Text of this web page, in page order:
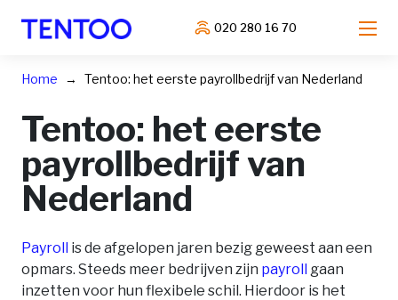
020 280 16 70
Home Tentoo: het eerste payrollbedrijf van Nederland
Tentoo: het eerste
payrollbedrijf van
Nederland
Payroll is de afgelopen jaren bezig geweest aan een
opmars. Steeds meer bedrijven zijn payroll gaan
inzetten voor hun flexibele schil. Hierdoor is het